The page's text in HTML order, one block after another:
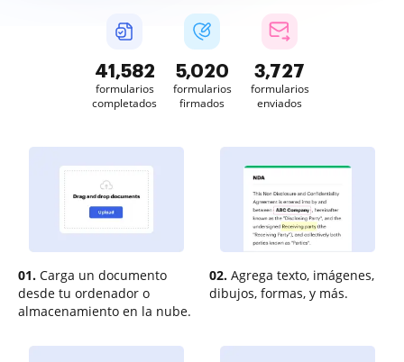
41,583
formularios
completados
5,020
formularios
firmados
3,727
formularios
enviados
01. Carga un documento
desde tu ordenador o
almacenamiento en la nube.
02. Agrega texto, imágenes,
dibujos, formas, y más.